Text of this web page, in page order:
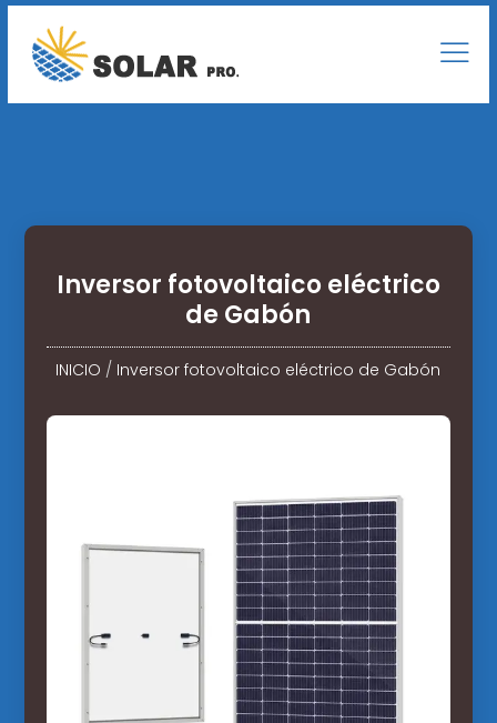
Inversor fotovoltaico eléctrico
de Gabón
INICIO / Inversor fotovoltaico eléctrico de Gabón